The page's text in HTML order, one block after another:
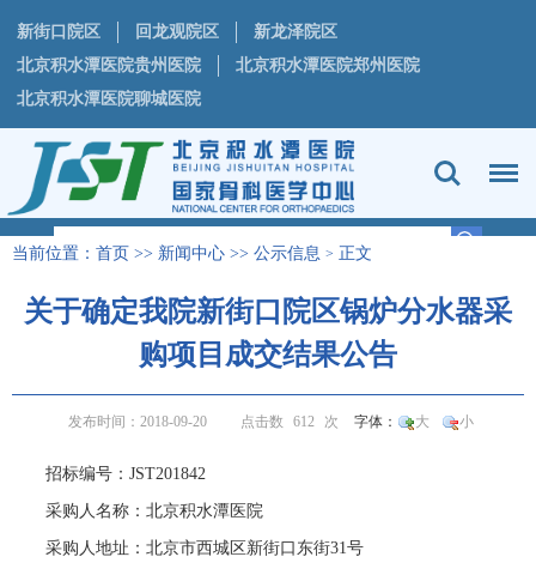
新街口院区 回龙观院区
新龙泽院区
北京积水潭医院贵州医院
北京积水潭医院郑州医院
北京积水潭医院聊城医院
当前位置： 首页 >> 新闻中心 >> 公示信息 > 正文
关于确定我院新街口院区锅炉分水器采
购项目成交结果公告
发布时间：2018-09-20 点击数 612 次 字体： 大 小
招标编号：JST201842
采购人名称：北京积水潭医院
采购人地址：北京市西城区新街口东街31号